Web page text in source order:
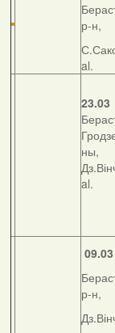
р-н,
al.
23.03
ны,
al.
09.03
р-н,